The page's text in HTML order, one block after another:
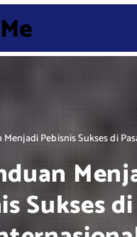
Menjadi Pebisnis Sukses di
Sukses